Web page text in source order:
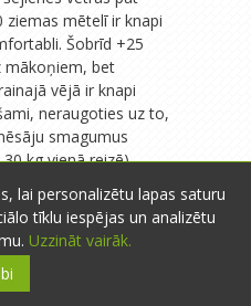
ziemas mētelī ir knapi
Šobrīd +25
mākoņiem, bet
vējā ir knapi
neraugoties uz to,
smagumus
kg vienā reizē).
man nav - pūš
Bet tāpat dunduru
aviācija neliek
Kad būs patiešām
(kaut kad gadsimta
ja ticēt "svētajiem
lai personalizētu lapas saturu
tīklu iespējas un analizētu
Uzzināt vairāk.